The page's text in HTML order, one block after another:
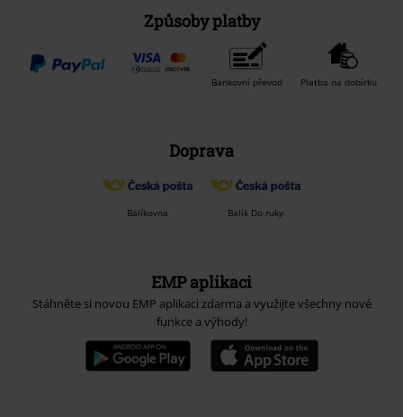
Způsoby platby
Bankovní převod Platba na dobírku
Doprava
Balíkovna Balík Do ruky
EMP aplikaci
Stáhněte si novou EMP aplikaci zdarma a využijte všechny nové
funkce a výhody!